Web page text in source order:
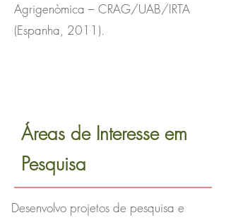
Agrigenòmica – CRAG/UAB/IRTA
(Espanha, 2011).
Áreas de Interesse em
Pesquisa
Desenvolvo projetos de pesquisa e